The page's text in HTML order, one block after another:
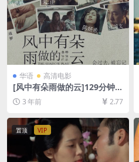
华语 高清电影
[风中有朵雨做的云]129分钟
(金马影展)(2018)[百度网盘
+夸克网盘+迅雷云盘资源1080
文字幕]
3 年前 2.77
置顶 VIP